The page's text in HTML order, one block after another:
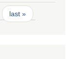
last »